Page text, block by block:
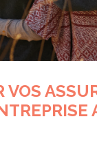
VOS